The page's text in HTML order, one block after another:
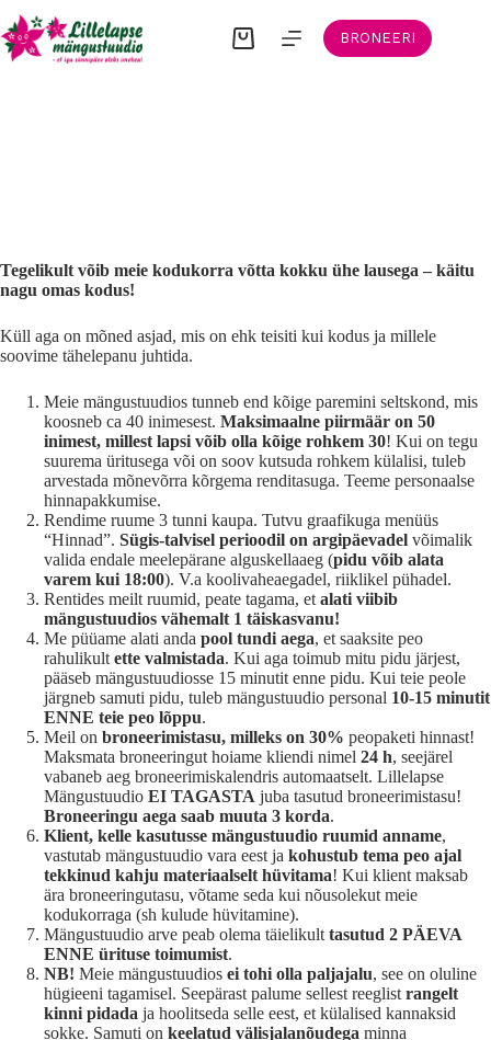
to
content
Shopping
BRONEERI
Tegelikult võib meie kodukorra võtta kokku ühe lausega – käitu
nagu omas kodus!
Küll aga on mõned asjad, mis on ehk teisiti kui kodus ja millele
soovime tähelepanu juhtida.
Meie mängustuudios tunneb end kõige paremini seltskond, mis
koosneb ca 40 inimesest. Maksimaalne piirmäär on 50
inimest, millest lapsi võib olla kõige rohkem 30! Kui on tegu
suurema üritusega või on soov kutsuda rohkem külalisi, tuleb
arvestada mõnevõrra kõrgema renditasuga. Teeme personaalse
hinnapakkumise.
Rendime ruume 3 tunni kaupa. Tutvu graafikuga menüüs
“Hinnad”. Sügis-talvisel perioodil on argipäevadel võimalik
valida endale meelepärane alguskellaaeg (pidu võib alata
varem kui 18:00). V.a koolivaheaegadel, riiklikel pühadel.
Rentides meilt ruumid, peate tagama, et alati viibib
mängustuudios vähemalt 1 täiskasvanu!
Me püüame alati anda pool tundi aega, et saaksite peo
rahulikult ette valmistada. Kui aga toimub mitu pidu järjest,
pääseb mängustuudiosse 15 minutit enne pidu. Kui teie peole
järgneb samuti pidu, tuleb mängustuudio personal 10-15 minutit
ENNE teie peo lõppu.
Meil on broneerimistasu, milleks on 30% peopaketi hinnast!
Maksmata broneeringut hoiame kliendi nimel 24 h, seejärel
vabaneb aeg broneerimiskalendris automaatselt. Lillelapse
Mängustuudio EI TAGASTA juba tasutud broneerimistasu!
Broneeringu aega saab muuta 3 korda.
Klient, kelle kasutusse mängustuudio ruumid anname,
vastutab mängustuudio vara eest ja kohustub tema peo ajal
tekkinud kahju materiaalselt hüvitama! Kui klient maksab
ära broneeringutasu, võtame seda kui nõusolekut meie
kodukorraga (sh kulude hüvitamine).
Mängustuudio arve peab olema täielikult tasutud 2 PÄEVA
ENNE ürituse toimumist.
NB! Meie mängustuudios ei tohi olla paljajalu, see on oluline
hügieeni tagamisel. Seepärast palume sellest reeglist rangelt
kinni pidada ja hoolitseda selle eest, et külalised kannaksid
sokke. Samuti on keelatud välisjalanõudega minna